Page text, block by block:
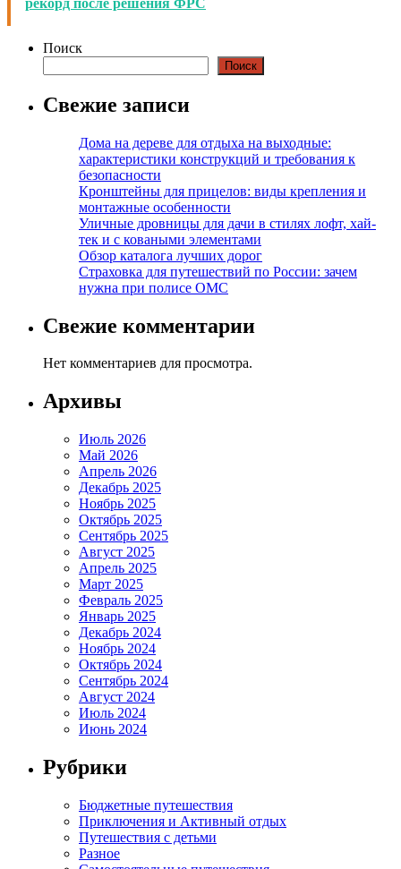
Поиск
Поиск
Свежие записи
Дома на дереве для отдыха на выходные:
характеристики конструкций и требования к
безопасности
Кронштейны для прицелов: виды крепления и
монтажные особенности
Уличные дровницы для дачи в стилях лофт, хай-
тек и с коваными элементами
Обзор каталога лучших дорог
Страховка для путешествий по России: зачем
нужна при полисе ОМС
Свежие комментарии
Нет комментариев для просмотра.
Архивы
Июль 2026
Май 2026
Апрель 2026
Декабрь 2025
Ноябрь 2025
Октябрь 2025
Сентябрь 2025
Август 2025
Апрель 2025
Март 2025
Февраль 2025
Январь 2025
Декабрь 2024
Ноябрь 2024
Октябрь 2024
Сентябрь 2024
Август 2024
Июль 2024
Июнь 2024
Рубрики
Бюджетные путешествия
Приключения и Активный отдых
Путешествия с детьми
Разное